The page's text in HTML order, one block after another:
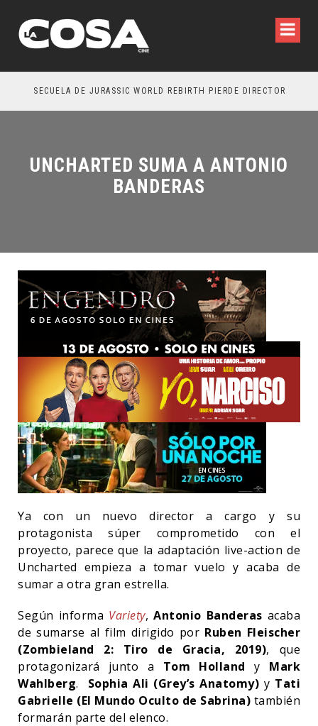
SECUELA DE JURASSIC WORLD REBIRTH PIERDE DIRECTOR
UNCHARTED SUMA A ANTONIO
BANDERAS
Ya con un nuevo director a cargo y su
protagonista súper comprometido con el
proyecto, parece que la adaptación live-action de
Uncharted empieza a tomar vuelo y acaba de
sumar a otra gran estrella.
Según informa Variety, Antonio Banderas acaba
de sumarse al film dirigido por Ruben Fleischer
(Zombieland 2: Tiro de Gracia, 2019), que
protagonizará junto a Tom Hollandy Mark
Wahlberg. Sophia Ali (Grey’s Anatomy) y Tati
Gabrielle (El Mundo Oculto de Sabrina) también
formarán parte del elenco.